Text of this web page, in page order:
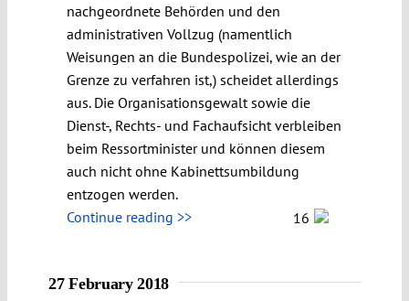
nachgeordnete Behörden und den
administrativen Vollzug (namentlich
Weisungen an die Bundespolizei, wie an der
Grenze zu verfahren ist,) scheidet allerdings
aus. Die Organisationsgewalt sowie die
Dienst-, Rechts- und Fachaufsicht verbleiben
beim Ressortminister und können diesem
auch nicht ohne Kabinettsumbildung
entzogen werden.
Continue reading >>
16
27 February 2018